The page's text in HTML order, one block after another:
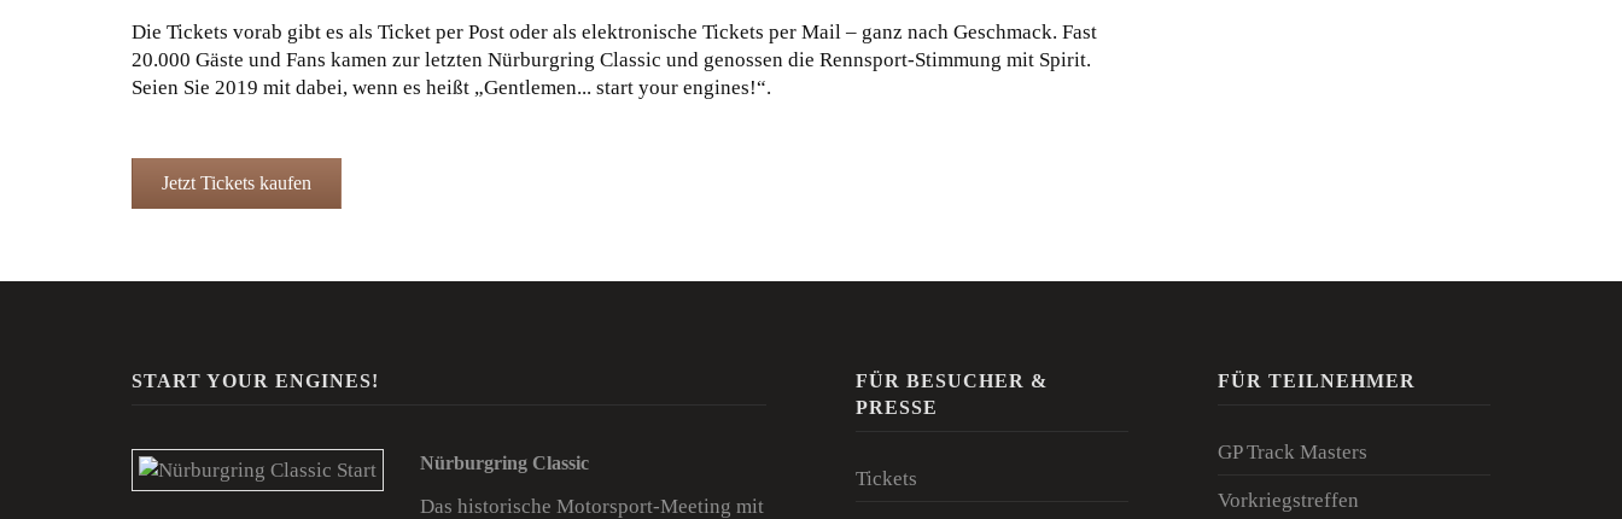
Die Tickets vorab gibt es als Ticket per Post oder als elektronische Tickets per Mail – ganz nach Geschmack. Fast
20.000 Gäste und Fans kamen zur letzten Nürburgring Classic und genossen die Rennsport-Stimmung mit Spirit.
Seien Sie 2019 mit dabei, wenn es heißt „Gentlemen... start your engines!“.
Jetzt Tickets kaufen
START YOUR ENGINES!
Nürburgring Classic
Das historische Motorsport-Meeting mit
FÜR BESUCHER &
PRESSE
Tickets
FÜR TEILNEHMER
GP Track Masters
Vorkriegstreffen